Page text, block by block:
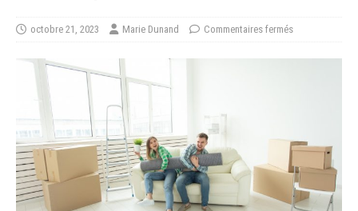
octobre 21, 2023 Marie Dunand Commentaires fermés